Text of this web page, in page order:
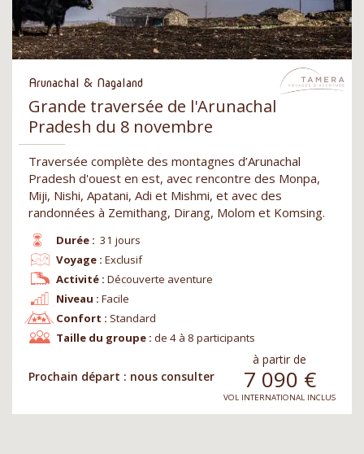
Arunachal & Nagaland
Grande traversée de l'Arunachal
Pradesh du 8 novembre
Traversée complète des montagnes d’Arunachal
Pradesh d'ouest en est, avec rencontre des Monpa,
Miji, Nishi, Apatani, Adi et Mishmi, et avec des
randonnées à Zemithang, Dirang, Molom et Komsing.
Durée : 31 jours
Niveau : Facile
Voyage : Exclusif
Confort : Standard
Activité : Découverte aventure
Taille du groupe : de 4 à 8 participants
Prochain départ : nous consulter
à partir de
7 090 €
VOL INTERNATIONAL INCLUS